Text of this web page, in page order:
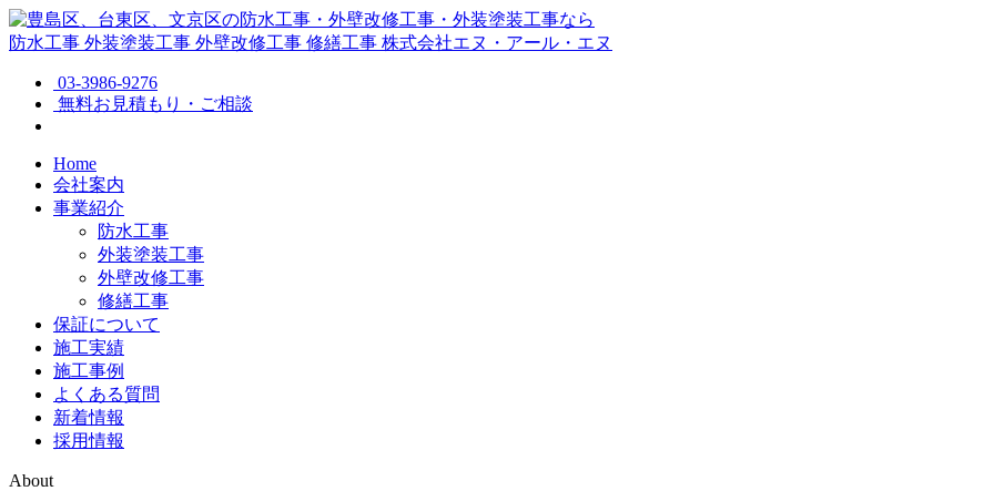
防水工事 外装塗装工事 外壁改修工事 修繕工事 株式会社エヌ・アール・エヌ
03-3986-9276
無料お見積もり・ご相談
Home
会社案内
事業紹介
防水工事
外装塗装工事
外壁改修工事
修繕工事
保証について
施工実績
施工事例
よくある質問
新着情報
採用情報
About